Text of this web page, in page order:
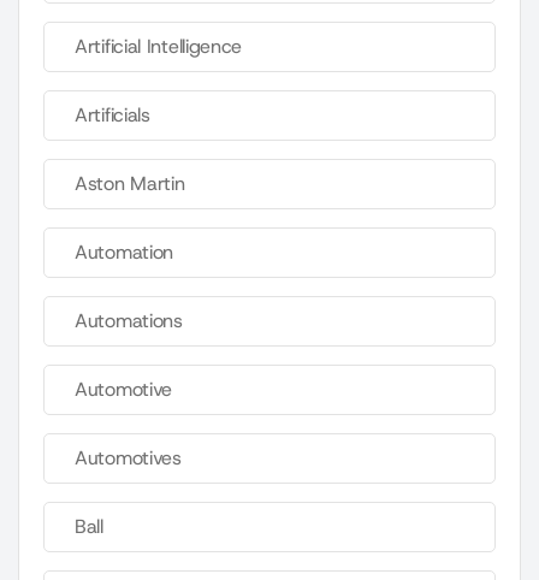
Artificial Intelligence
Artificials
Aston Martin
Automation
Automations
Automotive
Automotives
Ball